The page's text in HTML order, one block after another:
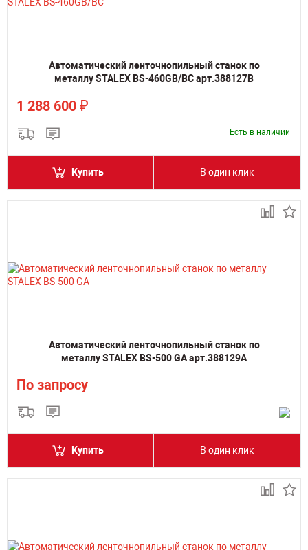
Автоматический ленточнопильный станок по
металлу STALEX BS-460GB/BC арт.388127B
1 288 600 ₽
Есть в наличии
Купить В один клик
Автоматический ленточнопильный станок по
металлу STALEX BS-500 GA арт.388129А
По запросу
Купить В один клик